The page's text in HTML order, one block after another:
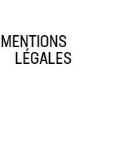
MENTIONS
LÉGALES